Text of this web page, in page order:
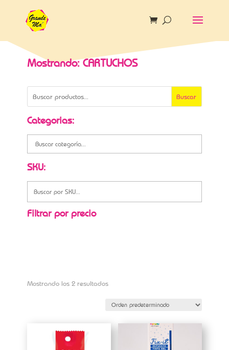
Mostrando: CARTUCHOS
Buscar
Categorias:
SKU:
Filtrar por precio
Mostrando los 2 resultados